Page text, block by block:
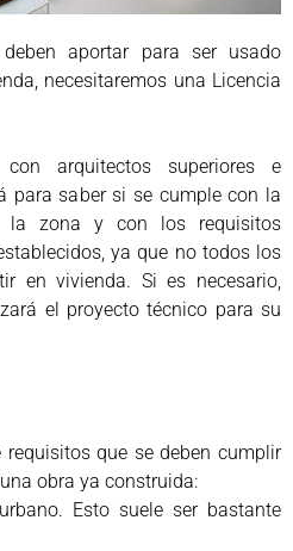
aportar para ser usado
necesitaremos una Licencia
con arquitectos superiores e
para saber si se cumple con la
la zona y con los requisitos
ya que no todos los
en vivienda. Si es necesario,
el proyecto técnico para su
requisitos que se deben cumplir
obra ya construida:
Esto suele ser bastante